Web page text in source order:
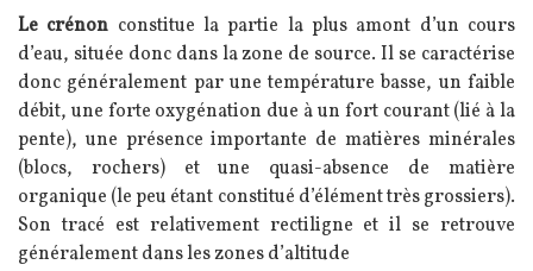
Le crénon constitue la partie la plus amont d’un cours
d’eau, située donc dans la zone de source. Il se caractérise
donc généralement par une température basse, un faible
débit, une forte oxygénation due à un fort courant (lié à la
pente), une présence importante de matières minérales
(blocs, rochers) et une quasi-absence de matière
organique (le peu étant constitué d’élément très grossiers).
Son tracé est relativement rectiligne et il se retrouve
généralement dans les zones d’altitude